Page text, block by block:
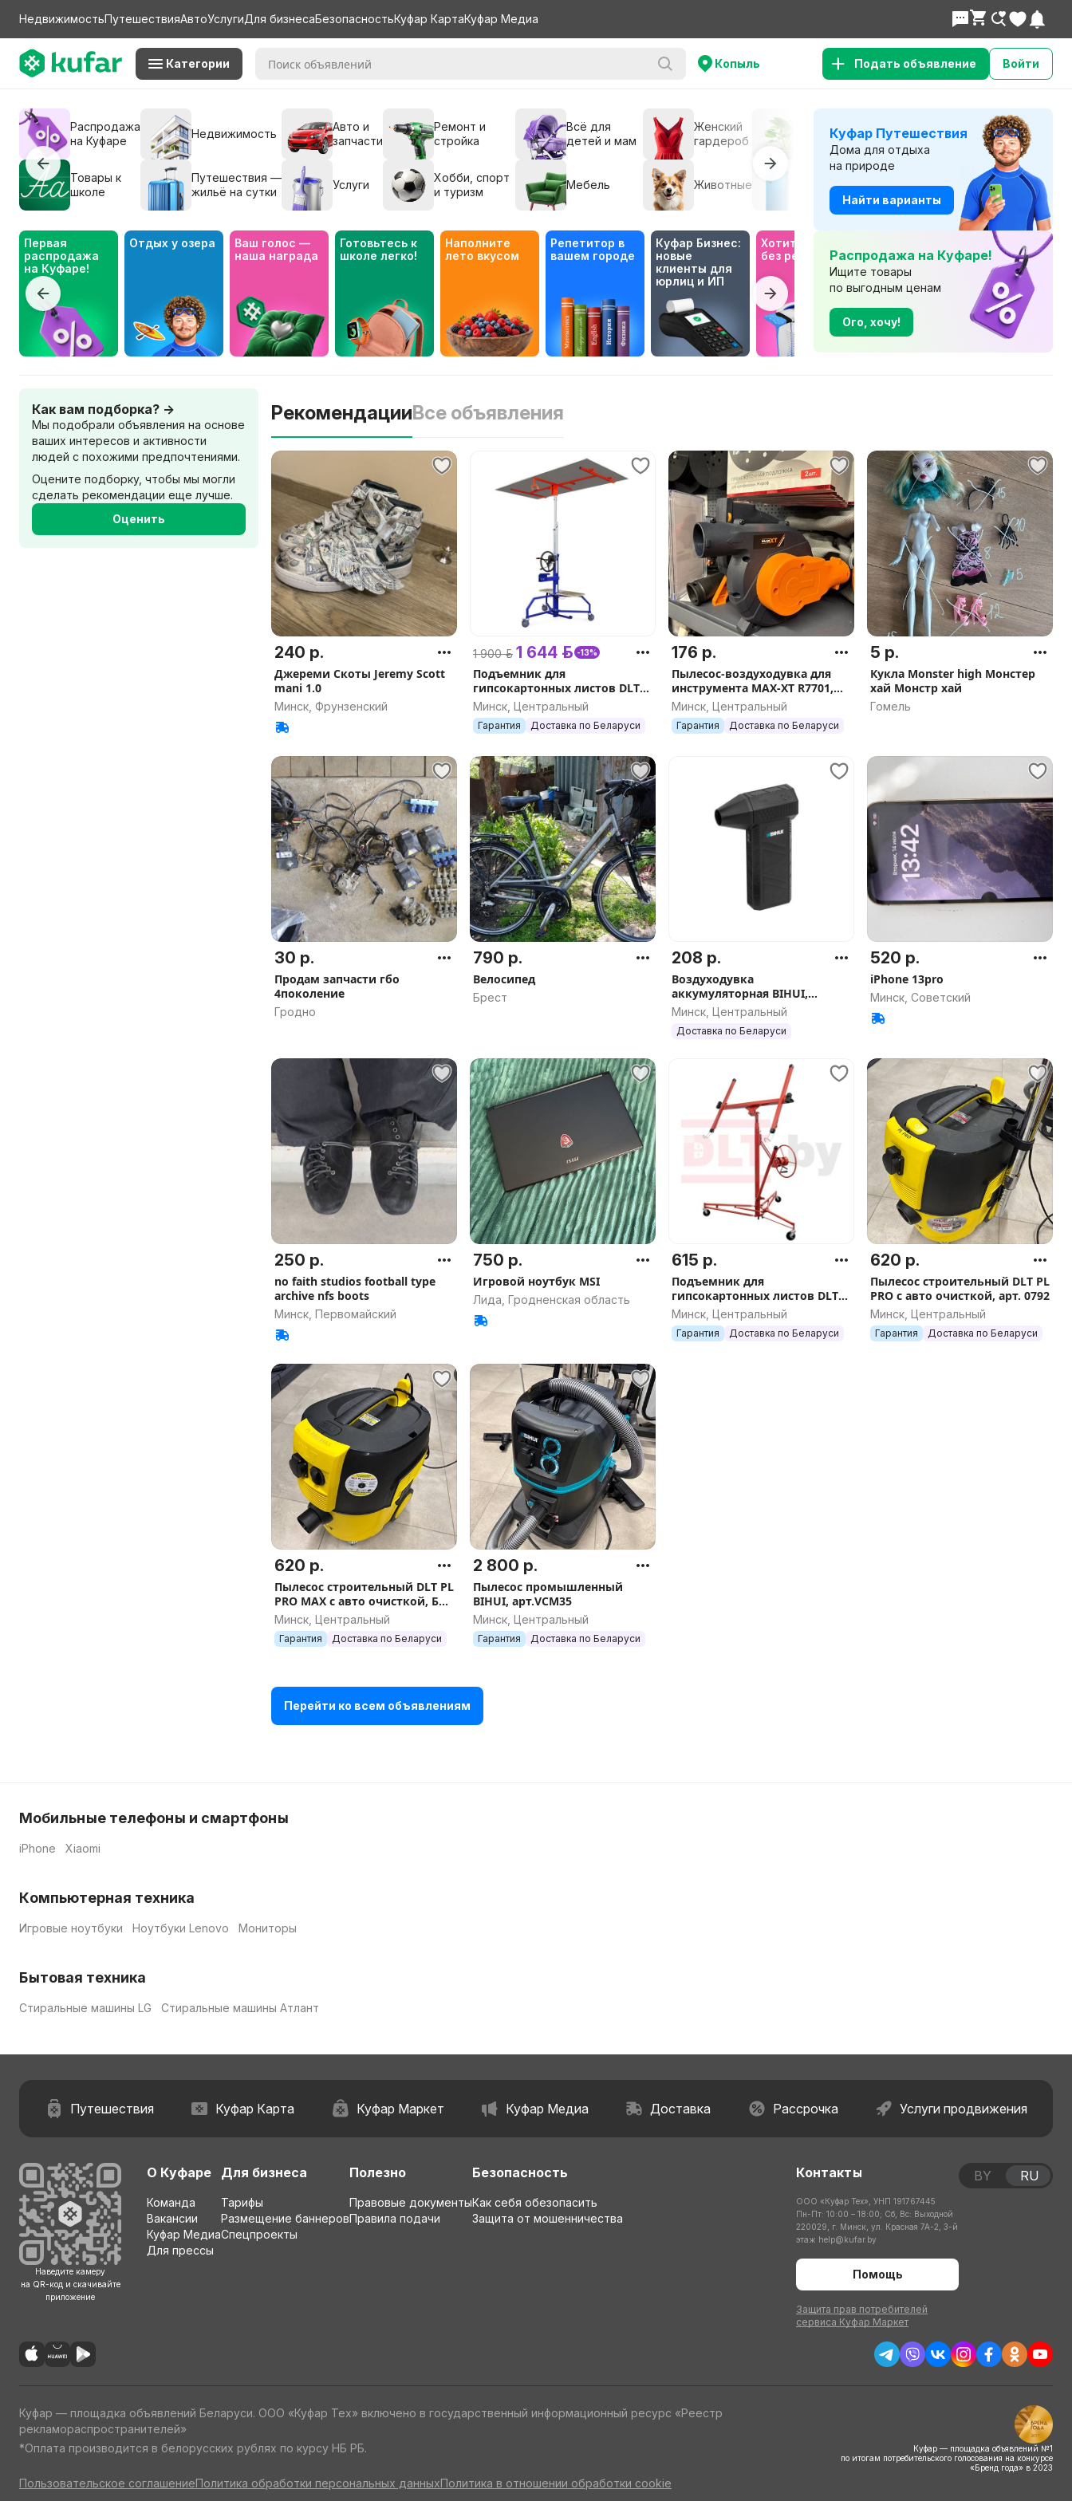
НедвижимостьПутешествияАвтоУслугиДля бизнесаБезопасностьКуфар КартаКуфар Медиа
Категории Копыль Подать объявление Войти
Распродажа
на Куфаре
Товары к
школе
Недвижимость
Путешествия —
жильё на сутки
Авто и
запчасти
Услуги
Ремонт и
стройка
Хобби, спорт
и туризм
Всё для
детей и мам
Мебель
Женский
гардероб
Животные
Все для дома
планшеты
огород
Электроника
Куфар Путешествия
Дома для отдыха
на природе
Найти варианты
Первая
распродажа
на Куфаре!
Отдых у озера
Ваш голос —
наша награда
Готовьтесь к
школе легко!
Наполните
лето вкусом
Репетитор в
вашем городе
Куфар Бизнес:
новые
клиенты для
юрлиц и ИП
Хотите отпуск
без ремонта?
с Куфар
Медиа!
Распродажа на Куфаре!
Ищите товары
по выгодным ценам
Ого, хочу!
Как вам подборка? →
Мы подобрали объявления на основе
ваших интересов и активности
людей с похожими предпочтениями.
Оцените подборку, чтобы мы могли
сделать рекомендации еще лучше.
Оценить
РекомендацииВсе объявления
240 р.
Джереми Скоты Jeremy Scott
mani 1.0
Минск, Фрунзенский
1 900 р. 1 644 р. -13%
Подъемник для
гипсокартонных листов DLT
PLAC 450 (он же EDMA PLAC
450), арт.0153
Минск, Центральный
Гарантия Доставка по Беларуси
176 р.
Пылесос-воздуходувка для
инструмента MAX-XT R7701,
арт.3349
Минск, Центральный
Гарантия Доставка по Беларуси
5 р.
Кукла Monster high Монстер
хай Монстр хай
Гомель
30 р.
Продам запчасти гбо
4поколение
Гродно
790 р.
Велосипед
Брест
208 р.
Воздуходувка
аккумуляторная BIHUI,
арт.BPG22
Минск, Центральный
Доставка по Беларуси
520 р.
iPhone 13pro
Минск, Советский
250 р.
no faith studios football type
archive nfs boots
Минск, Первомайский
750 р.
Игровой ноутбук MSI
Лида, Гродненская область
615 р.
Подъемник для
гипсокартонных листов DLT
Panel Lifter 335 (подъемник
ГКЛ) до 3.35 м, арт.0585
Минск, Центральный
Гарантия Доставка по Беларуси
620 р.
Пылесос строительный DLT PL
PRO с авто очисткой, арт. 0792
Минск, Центральный
Гарантия Доставка по Беларуси
620 р.
Пылесос строительный DLT PL
PRO MAX с авто очисткой, БЕЗ
пульта дистанционного
управления, арт.4311
Минск, Центральный
Гарантия Доставка по Беларуси
2 800 р.
Пылесос промышленный
BIHUI, арт.VCM35
Минск, Центральный
Гарантия Доставка по Беларуси
Перейти ко всем объявлениям
Мобильные телефоны и смартфоны
iPhone Xiaomi
Компьютерная техника
Игровые ноутбуки Ноутбуки Lenovo Мониторы
Бытовая техника
Стиральные машины LG Стиральные машины Атлант
Путешествия Куфар Карта Куфар Маркет Куфар Медиа Доставка Рассрочка Услуги продвижения
Наведите камеру
на QR-код и скачивайте
приложение
О Куфаре
Команда
Вакансии
Куфар Медиа
Для прессы
Для бизнеса
Тарифы
Размещение баннеров
Спецпроекты
Полезно
Правовые документы
Правила подачи
Безопасность
Как себя обезопасить
Защита от мошенничества
Контакты
ООО «Куфар Тех», УНП 191767445
Пн-Пт: 10:00 – 18:00; Сб, Вс: Выходной
220029, г. Минск, ул. Красная 7А-2, 3-й
этаж help@kufar.by
Помощь
Защита прав потребителей
сервиса Куфар Маркет
BY RU
Куфар — площадка объявлений Беларуси. ООО «Куфар Тех» включено в государственный информационный ресурс «Реестр
рекламораспространителей»
*Оплата производится в белорусских рублях по курсу НБ РБ.
Пользовательское соглашениеПолитика обработки персональных данныхПолитика в отношении обработки cookie
Куфар — площадка объявлений №1
по итогам потребительского голосования на конкурсе
«Бренд года» в 2023